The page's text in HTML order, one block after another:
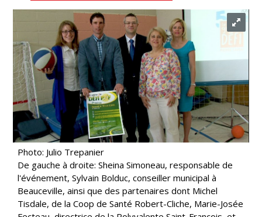
Photo: Julio Trepanier
De gauche à droite: Sheina Simoneau, responsable de
l'événement, Sylvain Bolduc, conseiller municipal à
Beauceville, ainsi que des partenaires dont Michel
Tisdale, de la Coop de Santé Robert-Cliche, Marie-Josée